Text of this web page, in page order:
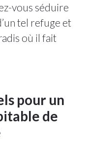
vous séduire
tel refuge et
où il fait
pour un
de